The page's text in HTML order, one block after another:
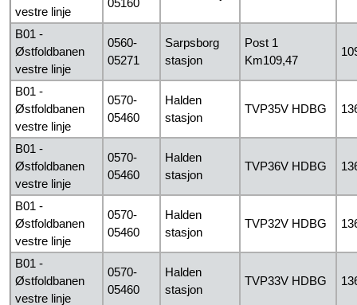
vestre linje
05160
B01 -
Østfoldbanen
vestre linje
0560-
05271
Sarpsborg
stasjon
Post 1
Km109,47
B01 -
Østfoldbanen
vestre linje
0570-
05460
Halden
stasjon
TVP35V HDBG
B01 -
Østfoldbanen
vestre linje
0570-
05460
Halden
stasjon
TVP36V HDBG
B01 -
Østfoldbanen
vestre linje
0570-
05460
Halden
stasjon
TVP32V HDBG
B01 -
Østfoldbanen
vestre linje
0570-
05460
Halden
stasjon
TVP33V HDBG